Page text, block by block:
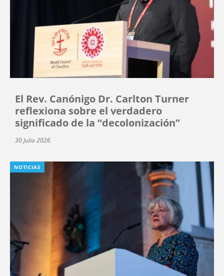
El Rev. Canónigo Dr. Carlton Turner
reflexiona sobre el verdadero
significado de la “decolonización”
30 Julio 2026
NOTICIAS